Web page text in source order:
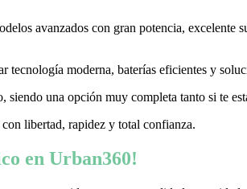
avanzados con gran potencia, excelente
moderna, baterías eficientes y
una opción muy completa tanto si te
libertad, rapidez y total confianza.
en Urban360!